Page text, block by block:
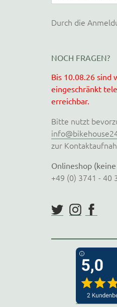
Durch die
NOCH FRAGEN?
Bis 10.08.26 sind
eingeschränkt
erreichbar.
Bitte nutzt
zur
Onlineshop
+49 (0) 3741 - 40